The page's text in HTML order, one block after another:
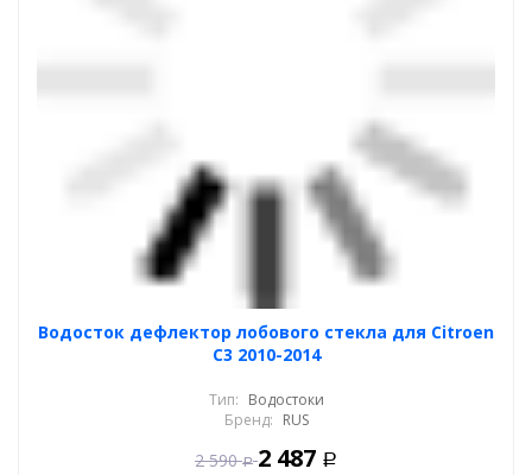
Водосток дефлектор лобового стекла для Citroen
C3 2010-2014
Тип: Водостоки
Бренд: RUS
2 590 Р 2 487 Р